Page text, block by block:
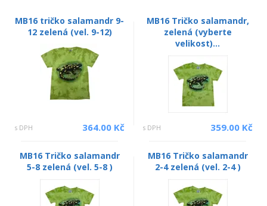
MB16 tričko salamandr 9-
12 zelená (vel. 9-12)
s DPH 364.00 Kč
MB16 Tričko salamandr,
zelená (vyberte
velikost)...
s DPH 359.00 Kč
MB16 Tričko salamandr
5-8 zelená (vel. 5-8 )
MB16 Tričko salamandr
2-4 zelená (vel. 2-4 )